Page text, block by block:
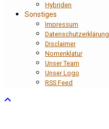
Hybriden
Sonstiges
Impressum
Datenschutzerklärung
Disclaimer
Nomenklatur
Unser Team
Unser Logo
RSS Feed